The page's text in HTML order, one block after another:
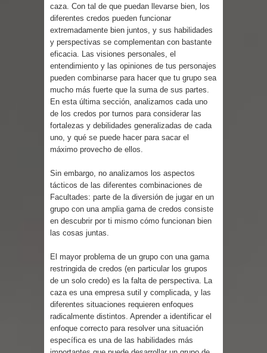
caza. Con tal de que puedan llevarse bien, los
diferentes credos pueden funcionar
extremadamente bien juntos, y sus habilidades
y perspectivas se complementan con bastante
eficacia. Las visiones personales, el
entendimiento y las opiniones de tus personajes
pueden combinarse para hacer que tu grupo sea
mucho más fuerte que la suma de sus partes.
En esta última sección, analizamos cada uno
de los credos por turnos para considerar las
fortalezas y debilidades generalizadas de cada
uno, y qué se puede hacer para sacar el
máximo provecho de ellos.
Sin embargo, no analizamos los aspectos
tácticos de las diferentes combinaciones de
Facultades: parte de la diversión de jugar en un
grupo con una amplia gama de credos consiste
en descubrir por ti mismo cómo funcionan bien
las cosas juntas.
El mayor problema de un grupo con una gama
restringida de credos (en particular los grupos
de un solo credo) es la falta de perspectiva. La
caza es una empresa sutil y complicada, y las
diferentes situaciones requieren enfoques
radicalmente distintos. Aprender a identificar el
enfoque correcto para resolver una situación
específica es una de las habilidades más